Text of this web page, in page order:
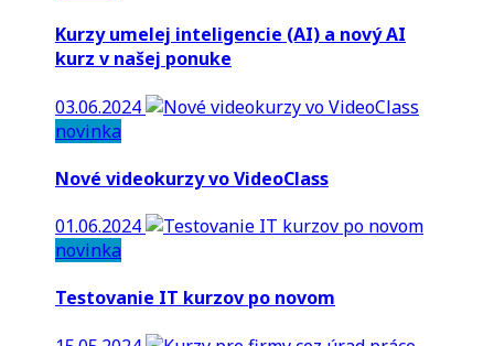
Kurzy umelej inteligencie (AI) a nový AI
kurz v našej ponuke
03.06.2024
novinka
Nové videokurzy vo VideoClass
01.06.2024
novinka
Testovanie IT kurzov po novom